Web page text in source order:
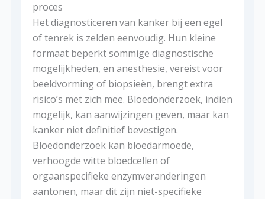
proces
Het diagnosticeren van kanker bij een egel
of tenrek is zelden eenvoudig. Hun kleine
formaat beperkt sommige diagnostische
mogelijkheden, en anesthesie, vereist voor
beeldvorming of biopsieën, brengt extra
risico’s met zich mee. Bloedonderzoek, indien
mogelijk, kan aanwijzingen geven, maar kan
kanker niet definitief bevestigen.
Bloedonderzoek kan bloedarmoede,
verhoogde witte bloedcellen of
orgaanspecifieke enzymveranderingen
aantonen, maar dit zijn niet-specifieke